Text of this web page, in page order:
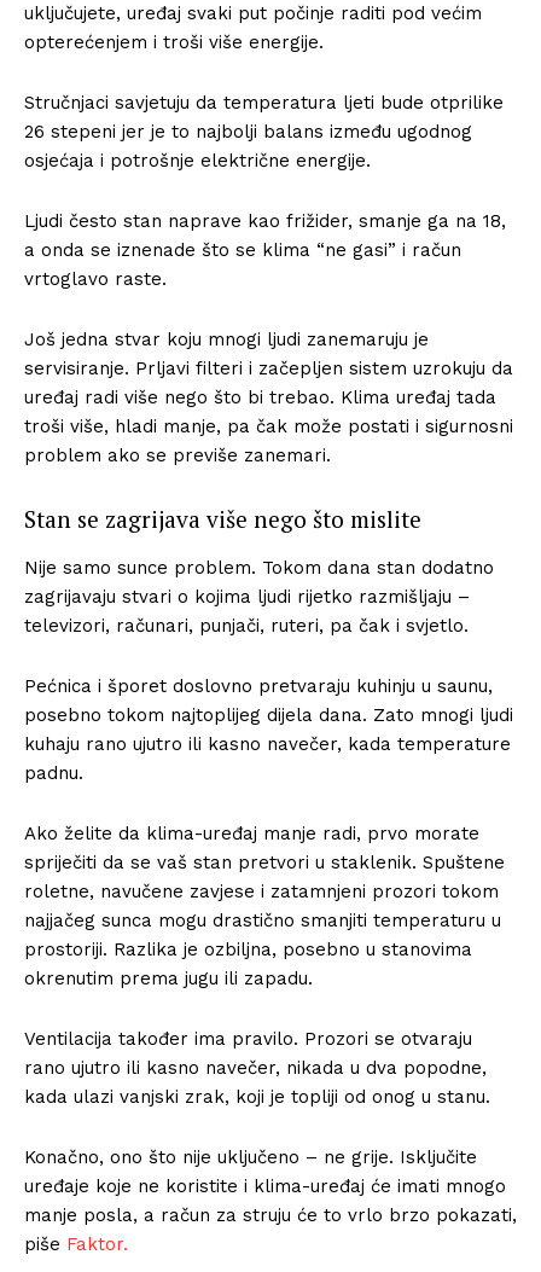
uključujete, uređaj svaki put počinje raditi pod većim
opterećenjem i troši više energije.
Stručnjaci savjetuju da temperatura ljeti bude otprilike
26 stepeni jer je to najbolji balans između ugodnog
osjećaja i potrošnje električne energije.
Ljudi često stan naprave kao frižider, smanje ga na 18,
a onda se iznenade što se klima “ne gasi” i račun
vrtoglavo raste.
Još jedna stvar koju mnogi ljudi zanemaruju je
servisiranje. Prljavi filteri i začepljen sistem uzrokuju da
uređaj radi više nego što bi trebao. Klima uređaj tada
troši više, hladi manje, pa čak može postati i sigurnosni
problem ako se previše zanemari.
Stan se zagrijava više nego što mislite
Nije samo sunce problem. Tokom dana stan dodatno
zagrijavaju stvari o kojima ljudi rijetko razmišljaju –
televizori, računari, punjači, ruteri, pa čak i svjetlo.
Pećnica i šporet doslovno pretvaraju kuhinju u saunu,
posebno tokom najtoplijeg dijela dana. Zato mnogi ljudi
kuhaju rano ujutro ili kasno navečer, kada temperature
padnu.
Ako želite da klima-uređaj manje radi, prvo morate
spriječiti da se vaš stan pretvori u staklenik. Spuštene
roletne, navučene zavjese i zatamnjeni prozori tokom
najjačeg sunca mogu drastično smanjiti temperaturu u
prostoriji. Razlika je ozbiljna, posebno u stanovima
okrenutim prema jugu ili zapadu.
Ventilacija također ima pravilo. Prozori se otvaraju
rano ujutro ili kasno navečer, nikada u dva popodne,
kada ulazi vanjski zrak, koji je topliji od onog u stanu.
Konačno, ono što nije uključeno – ne grije. Isključite
uređaje koje ne koristite i klima-uređaj će imati mnogo
manje posla, a račun za struju će to vrlo brzo pokazati,
piše Faktor.